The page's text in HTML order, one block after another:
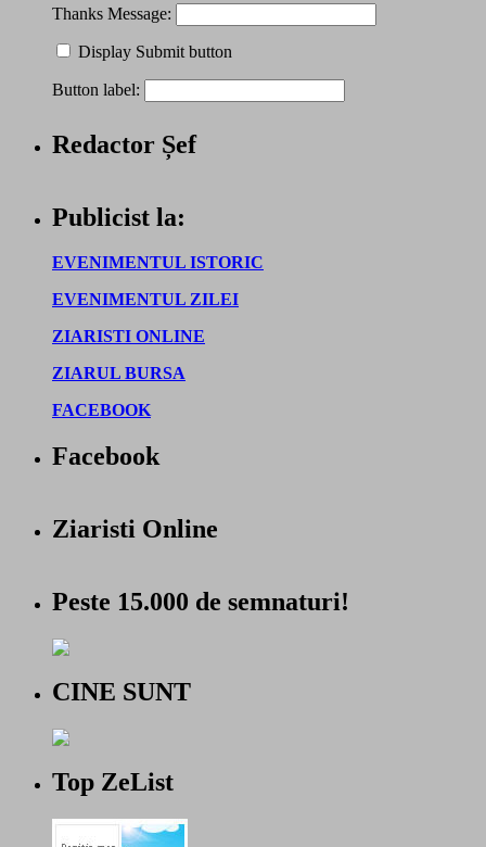
Thanks Message:
Display Submit button
Button label:
Redactor Șef
Publicist la:
EVENIMENTUL ISTORIC
EVENIMENTUL ZILEI
ZIARISTI ONLINE
ZIARUL BURSA
FACEBOOK
Facebook
Ziaristi Online
Peste 15.000 de semnaturi!
CINE SUNT
Top ZeList